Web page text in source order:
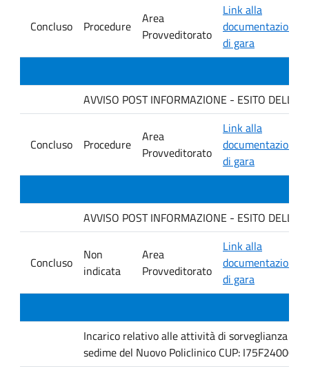
Concluso Procedure
Area
Provveditorato
Link alla
documentazione
di gara
AVVISO POST INFORMAZIONE - ESITO DELLA
Concluso Procedure
Area
Provveditorato
Link alla
documentazione
di gara
AVVISO POST INFORMAZIONE - ESITO
Concluso
Non
indicata
Area
Provveditorato
Link alla
documentazione
di gara
Incarico relativo alle attività di sorveglianza e
sedime del Nuovo Policlinico CUP: